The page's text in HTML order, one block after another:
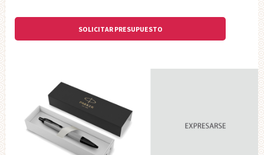
SOLICITAR PRESUPUESTO